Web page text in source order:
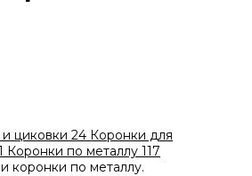
циковки 24 Коронки для
Коронки по металлу 117
коронки по металлу.